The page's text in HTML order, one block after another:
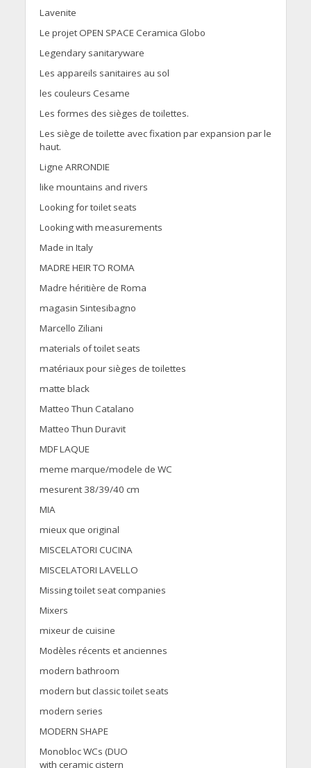
Lavenite
Le projet OPEN SPACE Ceramica Globo
Legendary sanitaryware
Les appareils sanitaires au sol
les couleurs Cesame
Les formes des sièges de toilettes.
Les siège de toilette avec fixation par expansion par le
haut.
Ligne ARRONDIE
like mountains and rivers
Looking for toilet seats
Looking with measurements
Made in Italy
MADRE HEIR TO ROMA
Madre héritière de Roma
magasin Sintesibagno
Marcello Ziliani
materials of toilet seats
matériaux pour sièges de toilettes
matte black
Matteo Thun Catalano
Matteo Thun Duravit
MDF LAQUE
meme marque/modele de WC
mesurent 38/39/40 cm
MIA
mieux que original
MISCELATORI CUCINA
MISCELATORI LAVELLO
Missing toilet seat companies
Mixers
mixeur de cuisine
Modèles récents et anciennes
modern bathroom
modern but classic toilet seats
modern series
MODERN SHAPE
Monobloc WCs (DUO
with ceramic cistern